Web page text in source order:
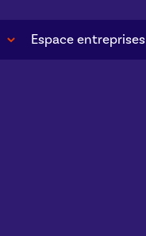
Espace entreprises